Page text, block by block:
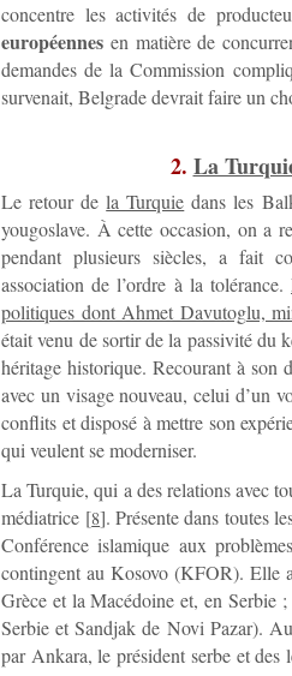
concentre les activités de
européennes en matière de
demandes de la Commission
survenait, Belgrade devrait faire un
2. La
Le retour dela Turquie dans les
yougoslave. À cette occasion, on a
pendant plusieurs siècles, a fait
association de l’ordre à la tolérance.
politiques dont Ahmet Davutoglu,
était venu de sortir de la passivité du
héritage historique. Recourant à son
avec un visage nouveau, celui d’un
conflits et disposé à mettre son
qui veulent se moderniser.
La Turquie, qui a des relations avec
médiatrice [8]. Présente dans toutes
Conférence islamique aux
contingent au Kosovo (KFOR). Elle
Grèce et la Macédoine et, en Serbie
Serbie et Sandjak de Novi Pazar).
par Ankara, le président serbe et des